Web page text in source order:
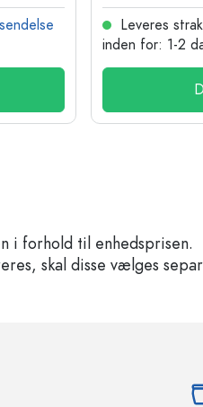
Leveres
inden for: 1-2
i forhold til enhedsprisen.
skal disse vælges